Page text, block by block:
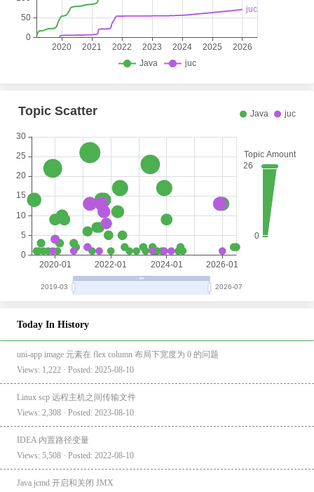
Today In History
uni-app image 元素在 flex column 布局下宽度为 0 的问题
Views: 1,222 · Posted: 2025-08-10
Linux scp 远程主机之间传输文件
Views: 2,308 · Posted: 2023-08-10
IDEA 内置路径变量
Views: 5,508 · Posted: 2022-08-10
Java jcmd 开启和关闭 JMX